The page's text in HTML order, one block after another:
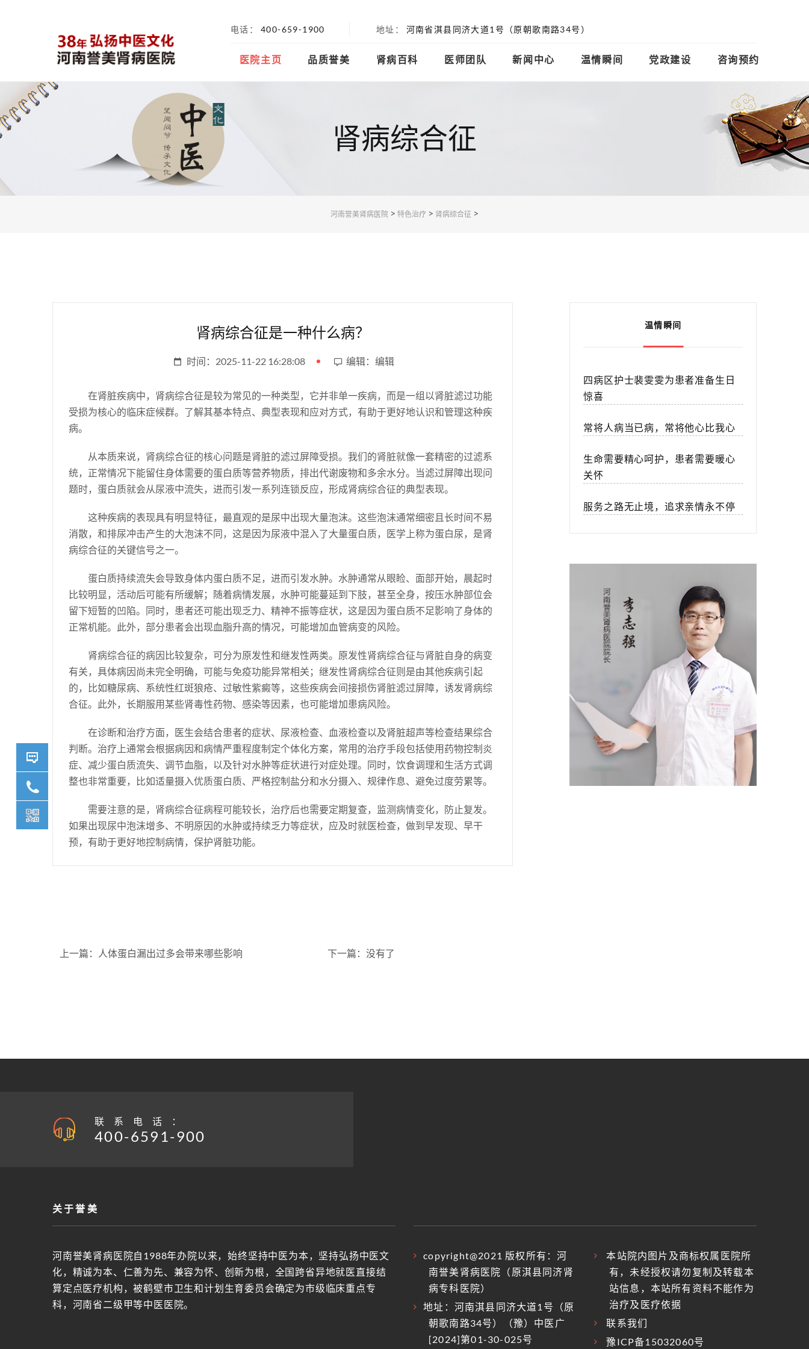
电话 400-659-1900 地址 河南省淇县同济大道1号（原朝歌南路34号）
医院主页 品质誉美 肾病百科 医师团队 新闻中心 温情瞬间 党政建设 咨询预约
肾病综合征
河南誉美肾病医院 > 特色治疗 > 肾病综合征 >
肾病综合征是一种什么病？
时间：2025-11-22 16:28:08 编辑：编辑
在肾脏疾病中，肾病综合征是较为常见的一种类型，它并非单一疾病，而是一组以肾脏滤过功能
受损为核心的临床症候群。了解其基本特点、典型表现和应对方式，有助于更好地认识和管理这种疾
病。
从本质来说，肾病综合征的核心问题是肾脏的滤过屏障受损。我们的肾脏就像一套精密的过滤系
统，正常情况下能留住身体需要的蛋白质等营养物质，排出代谢废物和多余水分。当滤过屏障出现问
题时，蛋白质就会从尿液中流失，进而引发一系列连锁反应，形成肾病综合征的典型表现。
这种疾病的表现具有明显特征，最直观的是尿中出现大量泡沫。这些泡沫通常细密且长时间不易
消散，和排尿冲击产生的大泡沫不同，这是因为尿液中混入了大量蛋白质，医学上称为蛋白尿，是肾
病综合征的关键信号之一。
蛋白质持续流失会导致身体内蛋白质不足，进而引发水肿。水肿通常从眼睑、面部开始，晨起时
比较明显，活动后可能有所缓解；随着病情发展，水肿可能蔓延到下肢，甚至全身，按压水肿部位会
留下短暂的凹陷。同时，患者还可能出现乏力、精神不振等症状，这是因为蛋白质不足影响了身体的
正常机能。此外，部分患者会出现血脂升高的情况，可能增加血管病变的风险。
肾病综合征的病因比较复杂，可分为原发性和继发性两类。原发性肾病综合征与肾脏自身的病变
有关，具体病因尚未完全明确，可能与免疫功能异常相关；继发性肾病综合征则是由其他疾病引起
的，比如糖尿病、系统性红斑狼疮、过敏性紫癜等，这些疾病会间接损伤肾脏滤过屏障，诱发肾病综
合征。此外，长期服用某些肾毒性药物、感染等因素，也可能增加患病风险。
在诊断和治疗方面，医生会结合患者的症状、尿液检查、血液检查以及肾脏超声等检查结果综合
判断。治疗上通常会根据病因和病情严重程度制定个体化方案，常用的治疗手段包括使用药物控制炎
症、减少蛋白质流失、调节血脂，以及针对水肿等症状进行对症处理。同时，饮食调理和生活方式调
整也非常重要，比如适量摄入优质蛋白质、严格控制盐分和水分摄入、规律作息、避免过度劳累等。
需要注意的是，肾病综合征病程可能较长，治疗后也需要定期复查，监测病情变化，防止复发。
如果出现尿中泡沫增多、不明原因的水肿或持续乏力等症状，应及时就医检查，做到早发现、早干
预，有助于更好地控制病情，保护肾脏功能。
上一篇： 人体蛋白漏出过多会带来哪些影响 下一篇：没有了
温情瞬间
四病区护士裴雯雯为患者准备生日
惊喜
常将人病当已病，常将他心比我心
生命需要精心呵护，患者需要暖心
关怀
服务之路无止境，追求亲情永不停
联系电话：
400-6591-900
关于誉美
河南誉美肾病医院自1988年办院以来，始终坚持中医为本，坚持弘扬中医文
化，精诚为本、仁善为先、兼容为怀、创新为根，全国跨省异地就医直接结
算定点医疗机构，被鹤壁市卫生和计划生育委员会确定为市级临床重点专
科，河南省二级甲等中医医院。
copyright@2021 版权所有：河
南誉美肾病医院（原淇县同济肾
病专科医院）
地址：河南淇县同济大道1号（原
朝歌南路34号）（豫）中医广
[2024]第01-30-025号
本站院内图片及商标权属医院所
有，未经授权请勿复制及转载本
站信息，本站所有资料不能作为
治疗及医疗依据
联系我们
豫ICP备15032060号
详情咨
询我们
400-